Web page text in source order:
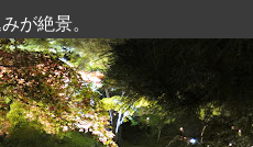
が絶景。